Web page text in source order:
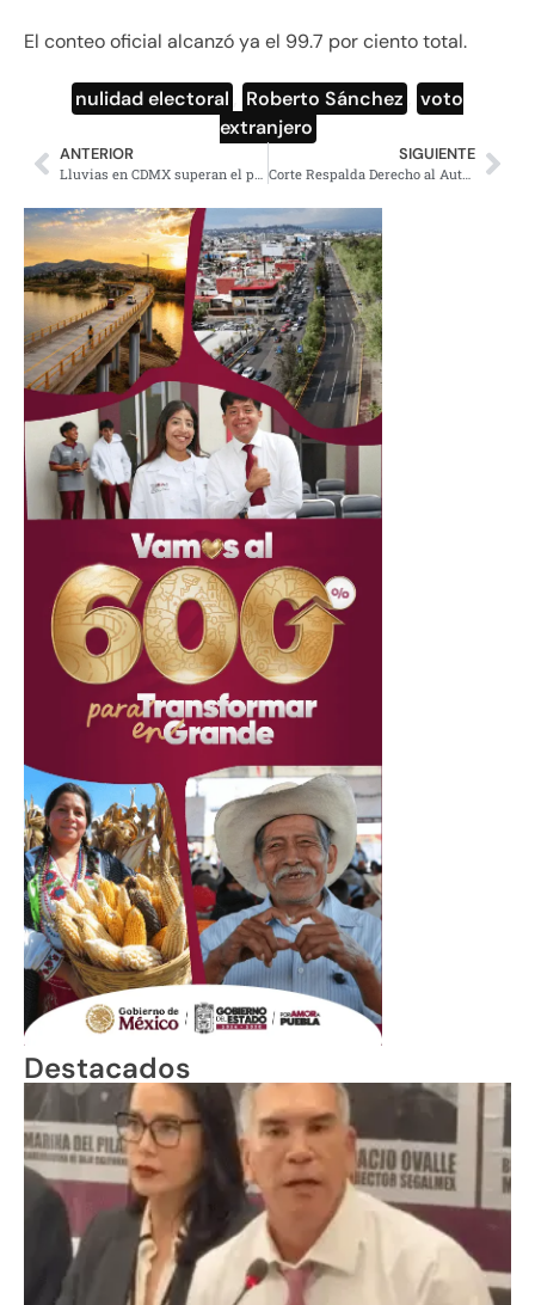
El conteo oficial alcanzó ya el 99.7 por ciento total.
nulidad electoral Roberto Sánchez
voto
extranjero
ANTERIOR
Lluvias en CDMX superan el promedio histórico en un 62%
SIGUIENTE
Corte Respalda Derecho al Autogobierno Indígena
Destacados